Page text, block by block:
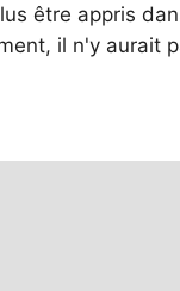
être appris
il n'y aurait